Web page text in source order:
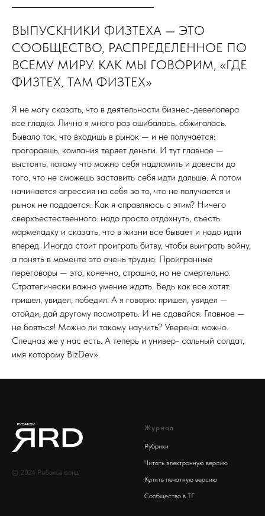
ВЫПУСКНИКИ ФИЗТЕХА — ЭТО
СООБЩЕСТВО, РАСПРЕДЕЛЕННОЕ ПО
ВСЕМУ МИРУ. КАК МЫ ГОВОРИМ, «ГДЕ
ФИЗТЕХ, ТАМ ФИЗТЕХ»
Я не могу сказать, что в деятельности бизнес-девелопера
все гладко. Лично я много раз ошибалась, обжигалась.
Бывало так, что входишь в рынок — и не получается:
прогораешь, компания теряет деньги. И тут главное —
выстоять, потому что можно себя надломить и довести до
того, что не сможешь заставить себя идти дальше. А потом
начинается агрессия на себя за то, что не получается и
рынок не поддается. Как я справляюсь с этим? Ничего
сверхъестественного: надо просто отдохнуть, съесть
мармеладку и сказать, что в жизни все бывает и надо идти
вперед. Иногда стоит проиграть битву, чтобы выиграть войну,
а понять в моменте это очень трудно. Проигранные
переговоры — это, конечно, страшно, но не смертельно.
Стратегически важно умение ждать. Ведь как все хотят:
пришел, увидел, победил. А я говорю: пришел, увидел —
отойди, дай другому посмотреть. И не сдавайся. Главное —
не бояться! Можно ли такому научить? Уверена: можно.
Спецназ же у нас есть. А теперь и универ- сальный солдат,
имя которому BizDev».
© 2024 Рыбаков фонд
Журнал
Рубрики
Читать электронную версию
Купить печатную версию
Сообщество в ТГ